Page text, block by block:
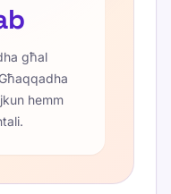
għal
hemm